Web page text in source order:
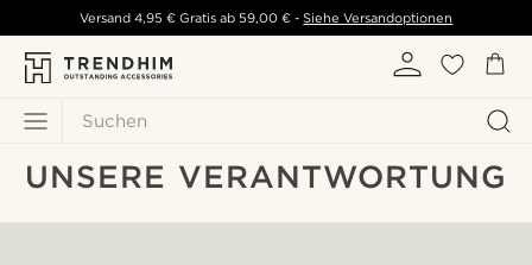
Suchen
Versand 4,95 € Gratis ab59,00 € - Siehe Versandoptionen
UNSERE VERANTWORTUNG